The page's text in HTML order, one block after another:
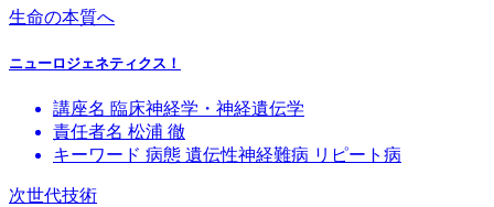
生命の本質へ
ニューロジェネティクス！
講座名 臨床神経学・神経遺伝学
責任者名 松浦 徹
キーワード 病態 遺伝性神経難病 リピート病
次世代技術